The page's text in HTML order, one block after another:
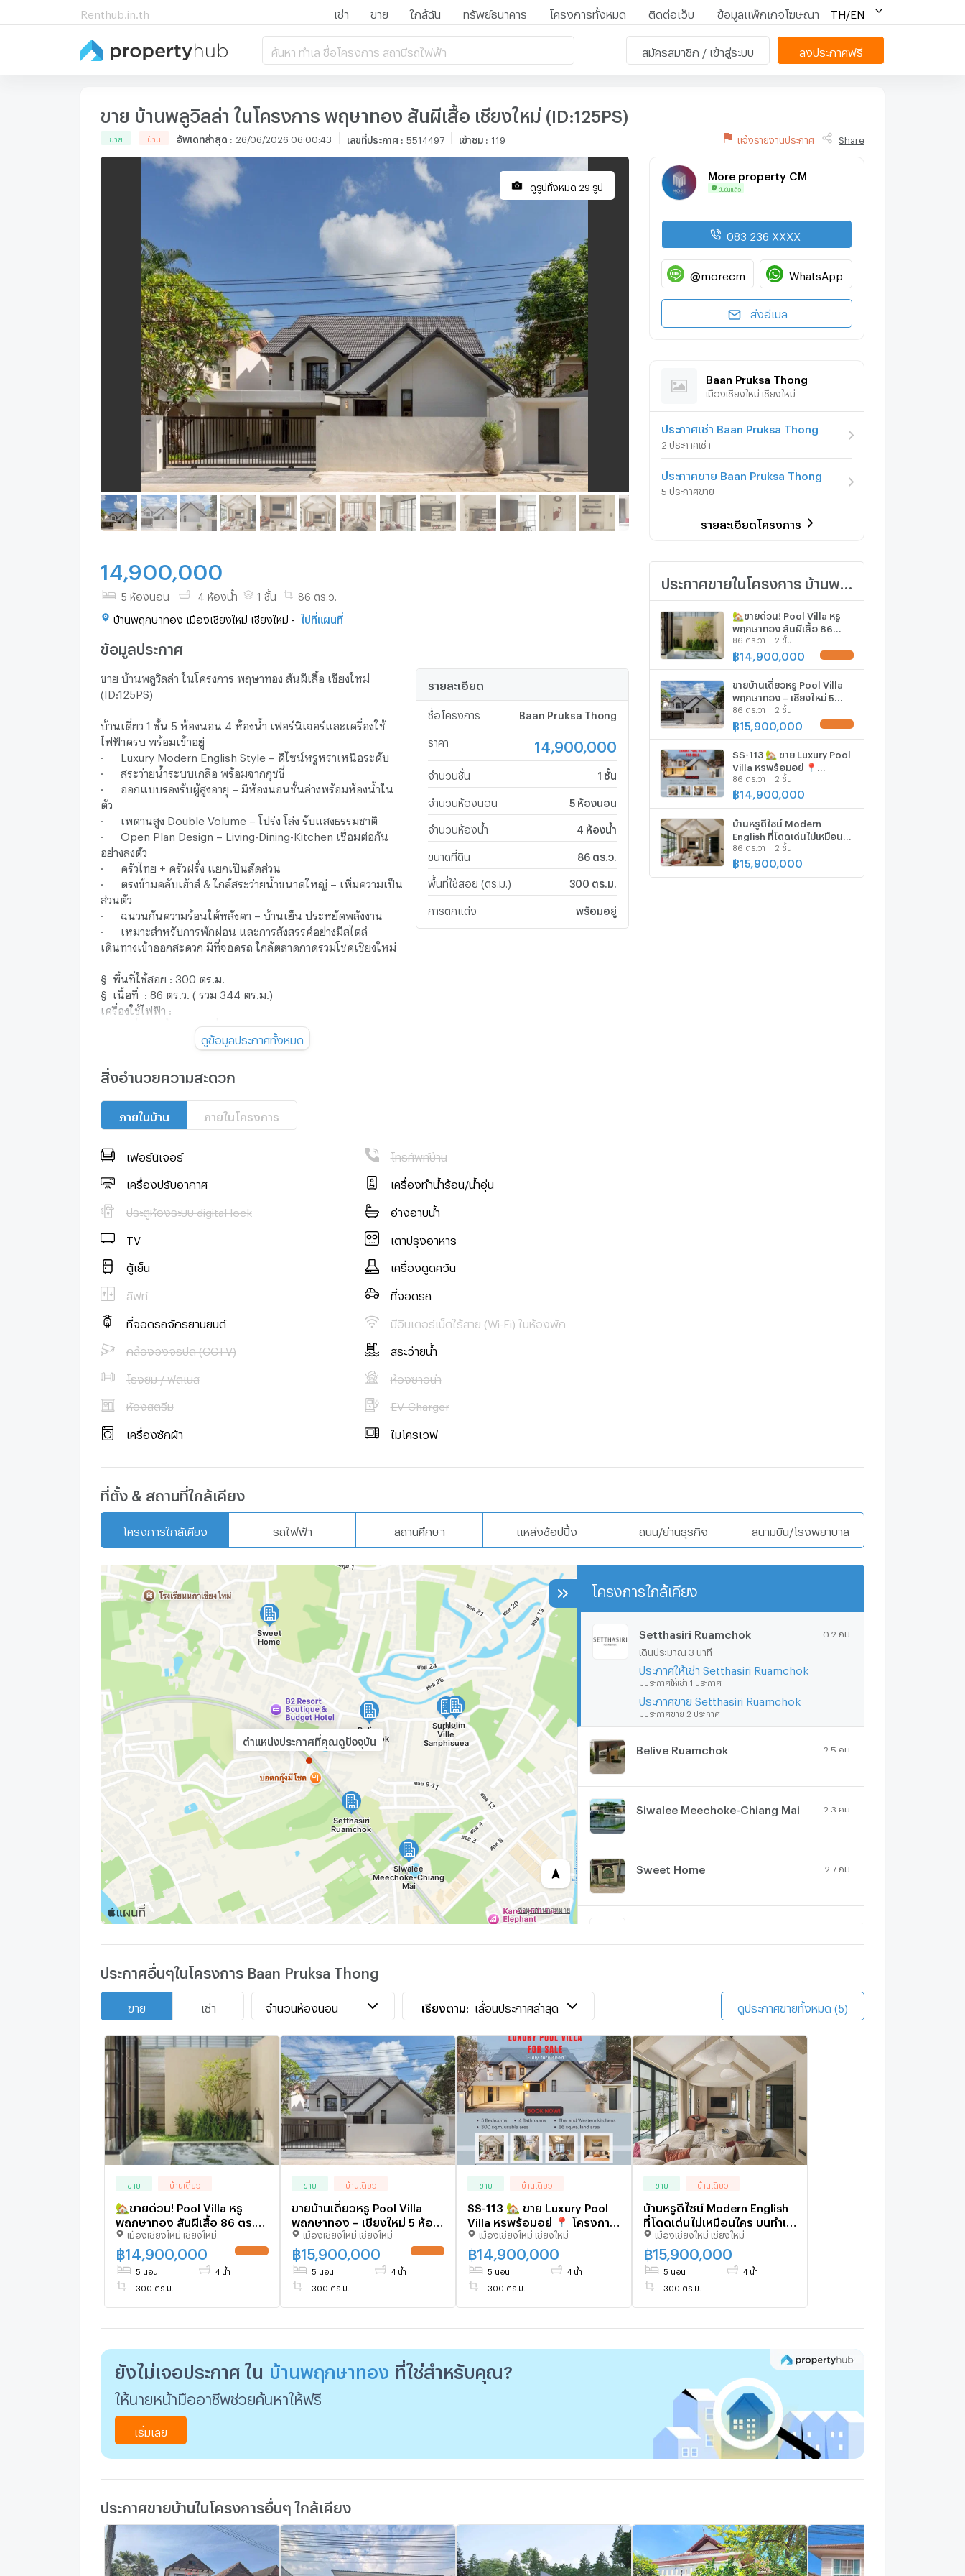
Renthub.in.th เช่า ขาย ใกล้ฉัน ทรัพย์ธนาคาร โครงการทั้งหมด ติดต่อเว็บ ข้อมูลแพ็กเกจโฆษณา TH/EN
ค้นหา ทำเล ชื่อโครงการ สถานีรถไฟฟ้า สมัครสมาชิก / เข้าสู่ระบบ ลงประกาศฟรี
ขาย บ้านพลูวิลล่า ในโครงการ พฤษาทอง สันผีเสื้อ เชียงใหม่ (ID:125PS)
ขาย บ้าน อัพเดทล่าสุด : 26/06/2026 06:00:43 เลขที่ประกาศ: 5514497 เข้าชม: 119 แจ้งรายงานประกาศ Share
ดูรูปทั้งหมด 29 รูป
14,900,000
5 ห้องนอน 4 ห้องน้ำ 1 ชั้น 86 ตร.ว.
บ้านพฤกษาทอง เมืองเชียงใหม่ เชียงใหม่ - ไปที่แผนที่
ข้อมูลประกาศ
ขาย บ้านพลูวิลล่า ในโครงการ พฤษาทอง สันผีเสื้อ เชียงใหม่
(ID:125PS)
บ้านเดี่ยว 1 ชั้น 5 ห้องนอน 4 ห้องน้ำ เฟอร์นิเจอร์และเครื่องใช้
ไฟฟ้าครบ พร้อมเข้าอยู่
· Luxury Modern English Style – ดีไซน์หรูหราเหนือระดับ
· สระว่ายน้ำระบบเกลือ พร้อมจากกุชชี่
· ออกแบบรองรับผู้สูงอายุ – มีห้องนอนชั้นล่างพร้อมห้องน้ำใน
ตัว
· เพดานสูง Double Volume – โปร่ง โล่ง รับแสงธรรมชาติ
· Open Plan Design – Living-Dining-Kitchen เชื่อมต่อกัน
อย่างลงตัว
· ครัวไทย + ครัวฝรั่ง แยกเป็นสัดส่วน
· ตรงข้ามคลับเฮ้าส์ & ใกล้สระว่ายน้ำขนาดใหญ่ – เพิ่มความเป็น
ส่วนตัว
· ฉนวนกันความร้อนใต้หลังคา – บ้านเย็น ประหยัดพลังงาน
· เหมาะสำหรับการพักผ่อน และการสังสรรค์อย่างมีสไตล์
เดินทางเข้าออกสะดวก มีที่จอดรถ ใกล้ตลาดกาดรวมโชคเชียงใหม่
§ พื้นที่ใช้สอย : 300 ตร.ม.
§ เนื้อที่ : 86 ตร.ว. ( รวม 344 ตร.ม.)
เครื่องใช้ไฟฟ้า :
· เครื่องทำน้ำร้อน 1 เครื่อง
· เตาแก๊ส + Hood
· ตู้เย็น 1 เครื่อง
· เครื่องซักผ้า + อบผ้า
· แอร์ทั้งหลัง (6 เครื่อง)
รบกวนนัดหมายล่วงหน้า 1 วันก่อนเข้าชมบ้าน
· 8 นาที ถึง โรงพยาบาลเทพปัญญา
--------------------------------------------
ราคาพิเศษ 14,900,000 บาท
ค่าใช้จ่ายในการโอน 50/50
สอบถามข้อมูลเพิ่มเติม หรือนัดเยี่ยมชมได้ที่
Line: @morecm ( มี @ ด้านหน้า )
https://lin.ee/fxhB7b8
อรกัญญา 0832369428 , พิมพ์พิศา 0816561464
ดูข้อมูลประกาศทั้งหมด
รายละเอียด
ชื่อโครงการ Baan Pruksa Thong
ราคา 14,900,000
จำนวนชั้น 1 ชั้น
จำนวนห้องนอน 5 ห้องนอน
จำนวนห้องน้ำ 4 ห้องน้ำ
ขนาดที่ดิน 86 ตร.ว.
พื้นที่ใช้สอย (ตร.ม.) 300 ตร.ม.
การตกแต่ง พร้อมอยู่
สิ่งอำนวยความสะดวก
ภายในบ้าน ภายในโครงการ
เฟอร์นิเจอร์ โทรศัพท์บ้าน
เครื่องปรับอากาศ เครื่องทำน้ำร้อน/น้ำอุ่น
ประตูห้องระบบ digital lock อ่างอาบน้ำ
TV เตาปรุงอาหาร
ตู้เย็น เครื่องดูดควัน
ลิฟท์ ที่จอดรถ
ที่จอดรถจักรยานยนต์ มีอินเตอร์เน็ตไร้สาย (Wi-Fi) ในห้องพัก
กล้องวงจรปิด (CCTV) สระว่ายน้ำ
โรงยิม / ฟิตเนส ห้องซาวน่า
ห้องสตรีม EV-Charger
เครื่องซักผ้า ไมโครเวฟ
More property CM
ยืนยันแล้ว
083 236 XXXX
@morecm WhatsApp
ส่งอีเมล
Baan Pruksa Thong
เมืองเชียงใหม่ เชียงใหม่
ประกาศเช่า Baan Pruksa Thong
2 ประกาศเช่า
ประกาศขาย Baan Pruksa Thong
5 ประกาศขาย
รายละเอียดโครงการ
🏡ขายด่วน! Pool Villa หรู
พฤกษาทอง สันผีเสื้อ 86
ตร.ว. 14.9 ลบ. 📞063-
6649056
86 ตร.วา 2 ชั้น
฿14,900,000
ขายบ้านเดี่ยวหรู Pool Villa
พฤกษาทอง – เชียงใหม่ 5
ห้องนอน 4 ห้องน้ำ ใกล้เซ็น
ทรัลเฟสฯ T.0946511456
86 ตร.วา 2 ชั้น
฿15,900,000
SS-113 🏡 ขาย Luxury Pool
Villa หรูพร้อมอยู่ 📍
โครงการพฤกษาทอง
เชียงใหม่
86 ตร.วา 2 ชั้น
฿14,900,000
บ้านหรูดีไซน์ Modern
English ที่โดดเด่นไม่เหมือน
ใคร บนทำเลระดับพรีเมียม
ใกล้เมือง–ใกล้เซ็นทรัลเฟส
86 ตร.วา 2 ชั้น
฿15,900,000
ที่ตั้ง & สถานที่ใกล้เคียง
โครงการใกล้เคียง รถไฟฟ้า สถานศึกษา แหล่งช้อปปิ้ง ถนน/ย่านธุรกิจ สนามบิน/โรงพยาบาล
โครงการใกล้เคียง
Setthasiri Ruamchok 0.2 กม.
เดินประมาณ 3 นาที
ประกาศให้เช่า Setthasiri Ruamchok
มีประกาศให้เช่า 1 ประกาศ
ประกาศขาย Setthasiri Ruamchok
มีประกาศขาย 2 ประกาศ
Belive Ruamchok 2.5 กม.
Siwalee Meechoke-Chiang Mai 2.3 กม.
Sweet Home 2.7 กม.
ตำแหน่งประกาศที่คุณดูปัจจุบัน
ประกาศอื่นๆในโครงการ Baan Pruksa Thong
ขาย เช่า จำนวนห้องนอน เรียงตาม: เลื่อนประกาศล่าสุด ดูประกาศขายทั้งหมด (5)
ขาย บ้านเดี่ยว
🏡ขายด่วน! Pool Villa หรู
พฤกษาทอง สันผีเสื้อ 86 ตร.ว.
14.9 ลบ. 📞063-6649056
เมืองเชียงใหม่ เชียงใหม่
฿14,900,000
5 นอน 4 น้ำ
300 ตร.ม.
ขาย บ้านเดี่ยว
ขายบ้านเดี่ยวหรู Pool Villa
พฤกษาทอง – เชียงใหม่ 5 ห้อง
นอน 4 ห้องน้ำ ใกล้เซ็นทรัล
เฟสฯ T.0946511456
เมืองเชียงใหม่ เชียงใหม่
฿15,900,000
5 นอน 4 น้ำ
300 ตร.ม.
ขาย บ้านเดี่ยว
SS-113 🏡 ขาย Luxury Pool
Villa หรูพร้อมอยู่ 📍 โครงการ
พฤกษาทอง เชียงใหม่
เมืองเชียงใหม่ เชียงใหม่
฿14,900,000
5 นอน 4 น้ำ
300 ตร.ม.
ขาย บ้านเดี่ยว
บ้านหรูดีไซน์ Modern English
ที่โดดเด่นไม่เหมือนใคร บนทำเล
ระดับพรีเมียม ใกล้เมือง–ใกล้
เซ็นทรัลเฟส
เมืองเชียงใหม่ เชียงใหม่
฿15,900,000
5 นอน 4 น้ำ
300 ตร.ม.
ยังไม่เจอประกาศ ใน บ้านพฤกษาทอง ที่ใช่สำหรับคุณ?
ให้นายหน้ามืออาชีพช่วยค้นหาให้ฟรี
เริ่มเลย
ประกาศขายบ้านในโครงการอื่นๆ ใกล้เคียง